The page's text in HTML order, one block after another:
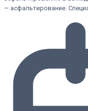
— асфальтирование.